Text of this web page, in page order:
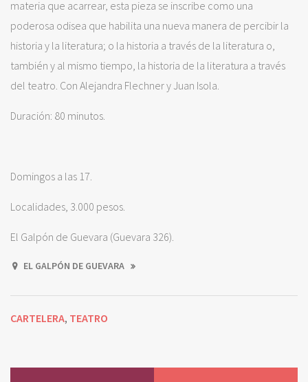
materia que acarrear, esta pieza se inscribe como una
poderosa odisea que habilita una nueva manera de percibir la
historia y la literatura; o la historia a través de la literatura o,
también y al mismo tiempo, la historia de la literatura a través
del teatro. Con Alejandra Flechner y Juan Isola.
Duración: 80 minutos.
Domingos a las 17.
Localidades, 3.000 pesos.
El Galpón de Guevara (Guevara 326).
EL GALPÓN DE GUEVARA
CARTELERA, TEATRO